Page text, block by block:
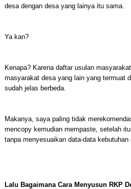
desa dengan desa yang lainya itu sama.
Ya kan?
Kenapa? Karena daftar usulan
masyarakat desa yang lain yang termuat
sudah jelas berbeda.
Makanya, saya paling tidak
mencopy kemudian mempaste, setelah
tanpa menyesuaikan data-data kebutuhan
Lalu Bagaimana Cara Menyusun RKP